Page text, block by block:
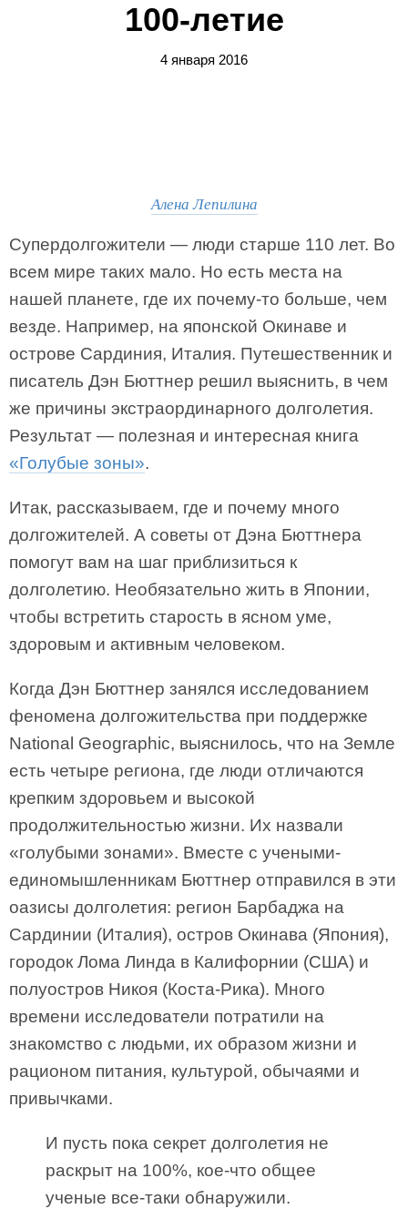
100-летие
4 января 2016
Алена Лепилина
Супердолгожители — люди старше 110 лет. Во
всем мире таких мало. Но есть места на
нашей планете, где их почему-то больше, чем
везде. Например, на японской Окинаве и
острове Сардиния, Италия. Путешественник и
писатель Дэн Бюттнер решил выяснить, в чем
же причины экстраординарного долголетия.
Результат — полезная и интересная книга
«Голубые зоны».
Итак, рассказываем, где и почему много
долгожителей. А советы от Дэна Бюттнера
помогут вам на шаг приблизиться к
долголетию. Необязательно жить в Японии,
чтобы встретить старость в ясном уме,
здоровым и активным человеком.
Когда Дэн Бюттнер занялся исследованием
феномена долгожительства при поддержке
National Geographic, выяснилось, что на Земле
есть четыре региона, где люди отличаются
крепким здоровьем и высокой
продолжительностью жизни. Их назвали
«голубыми зонами». Вместе с учеными-
единомышленникам Бюттнер отправился в эти
оазисы долголетия: регион Барбаджа на
Сардинии (Италия), остров Окинава (Япония),
городок Лома Линда в Калифорнии (США) и
полуостров Никоя (Коста-Рика). Много
времени исследователи потратили на
знакомство с людьми, их образом жизни и
рационом питания, культурой, обычаями и
привычками.
И пусть пока секрет долголетия не
раскрыт на 100%, кое-что общее
ученые все-таки обнаружили.